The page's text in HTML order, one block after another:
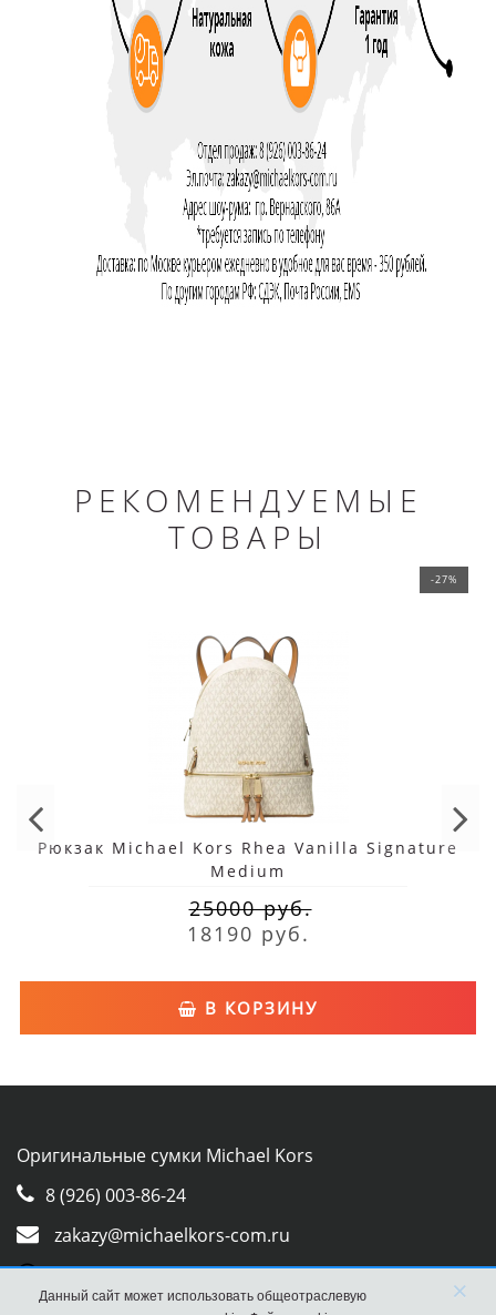
РЕКОМЕНДУЕМЫЕ
ТОВАРЫ
-27%
Рюкзак Michael Kors Rhea Vanilla Signature
Medium
25000 руб.
18190 руб.
В КОРЗИНУ
Оригинальные сумки Michael Kors
8 (926) 003-86-24
zakazy@michaelkors-com.ru
Whatsapp
Данный сайт может использовать общеотраслевую
×